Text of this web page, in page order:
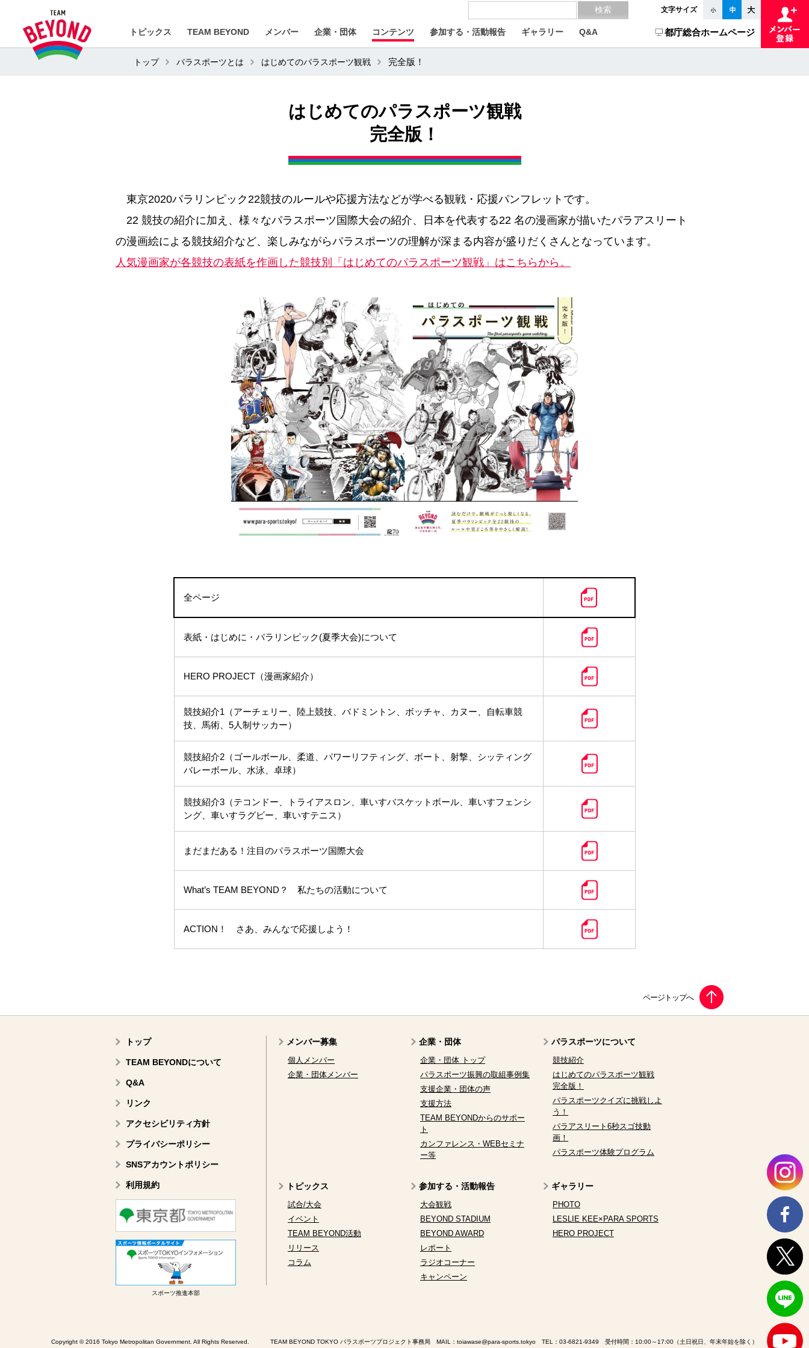
文字サイズ
トピックス TEAM BEYOND メンバー 企業・団体 コンテンツ 参加する・活動報告 ギャラリー Q&A 都庁総合ホームページ
トップ パラスポーツとは はじめてのパラスポーツ観戦 完全版！
はじめてのパラスポーツ観戦
完全版！
東京2020パラリンピック22競技のルールや応援方法などが学べる観戦・応援パンフレットです。
22 競技の紹介に加え、様々なパラスポーツ国際大会の紹介、日本を代表する22 名の漫画家が描いたパラアスリート
の漫画絵による競技紹介など、楽しみながらパラスポーツの理解が深まる内容が盛りだくさんとなっています。
人気漫画家が各競技の表紙を作画した競技別「はじめてのパラスポーツ観戦」はこちらから。
全ページ
表紙・はじめに・パラリンピック(夏季大会)について
HERO PROJECT（漫画家紹介）
競技紹介1（アーチェリー、陸上競技、バドミントン、ボッチャ、カヌー、自転車競
技、馬術、5人制サッカー）
競技紹介2（ゴールボール、柔道、パワーリフティング、ボート、射撃、シッティング
バレーボール、水泳、卓球）
競技紹介3（テコンドー、トライアスロン、車いすバスケットボール、車いすフェンシ
ング、車いすラグビー、車いすテニス）
まだまだある！注目のパラスポーツ国際大会
What’s TEAM BEYOND？ 私たちの活動について
ACTION！ さあ、みんなで応援しよう！
トップ
TEAM BEYONDについて
Q&A
リンク
アクセシビリティ方針
プライバシーポリシー
SNSアカウントポリシー
利用規約
スポーツ推進本部
メンバー募集
個人メンバー
企業・団体メンバー
企業・団体
企業・団体 トップ
パラスポーツ振興の取組事例集
支援企業・団体の声
支援方法
TEAM BEYONDからのサポー
ト
カンファレンス・WEBセミナ
ー等
パラスポーツについて
競技紹介
はじめてのパラスポーツ観戦
完全版！
パラスポーツクイズに挑戦しよ
う！
パラアスリート6秒スゴ技動
画！
パラスポーツ体験プログラム
トピックス
試合/大会
イベント
TEAM BEYOND活動
リリース
コラム
参加する・活動報告
大会観戦
BEYOND STADIUM
BEYOND AWARD
レポート
ラジオコーナー
キャンペーン
ギャラリー
PHOTO
LESLIE KEE×PARA SPORTS
HERO PROJECT
Copyright © 2016 Tokyo Metropolitan Government. All Rights Reserved. TEAM BEYOND TOKYO パラスポーツプロジェクト事務局 MAIL： toiawase@para-sports.tokyo TEL： 03-6821-9349 受付時間：10:00～17:00（土日祝日、年末年始を除く）